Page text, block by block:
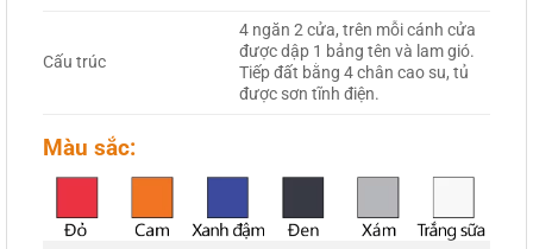
Cấu trúc
4 ngăn 2 cửa, trên mỗi cánh cửa
được dập 1 bảng tên và lam gió.
Tiếp đất bằng 4 chân cao su, tủ
được sơn tĩnh điện.
Màu sắc: